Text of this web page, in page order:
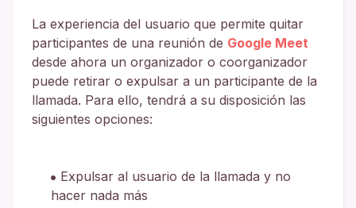
La experiencia del usuario que permite quitar
participantes de una reunión de Google Meet
desde ahora un organizador o coorganizador
puede retirar o expulsar a un participante de la
llamada. Para ello, tendrá a su disposición las
siguientes opciones:
Expulsar al usuario de la llamada y no
hacer nada más